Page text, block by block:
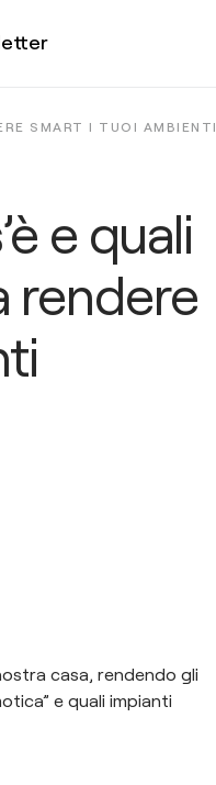
SMART I TUOI AMBIENTI
e quali
rendere
casa, rendendo gli
e quali impianti